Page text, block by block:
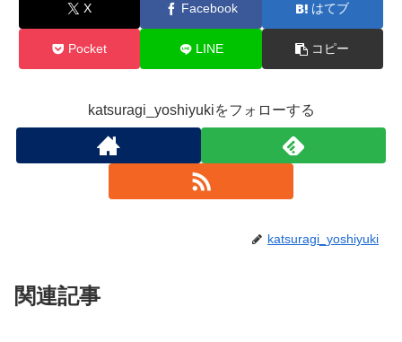
X Facebook はてブ
Pocket LINE コピー
katsuragi_yoshiyukiをフォローする
katsuragi_yoshiyuki
関連記事